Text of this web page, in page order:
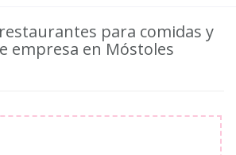
para comidas y
empresa en Móstoles